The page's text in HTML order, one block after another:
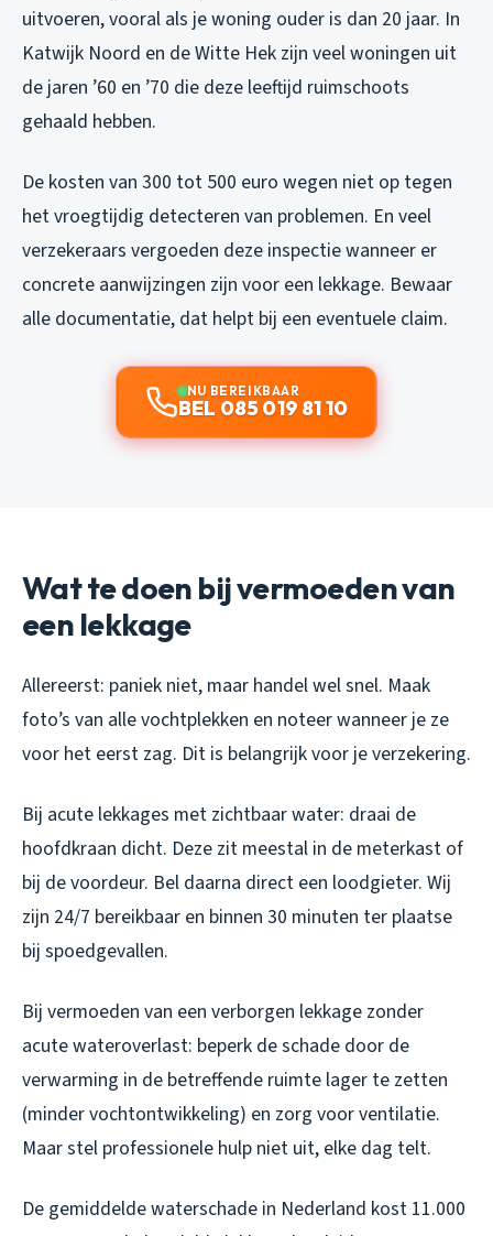
uitvoeren, vooral als je woning ouder is dan 20 jaar. In
Katwijk Noord en de Witte Hek zijn veel woningen uit
de jaren ’60 en ’70 die deze leeftijd ruimschoots
gehaald hebben.
De kosten van 300 tot 500 euro wegen niet op tegen
het vroegtijdig detecteren van problemen. En veel
verzekeraars vergoeden deze inspectie wanneer er
concrete aanwijzingen zijn voor een lekkage. Bewaar
alle documentatie, dat helpt bij een eventuele claim.
NU BEREIKBAAR
BEL 085 019 81 10
Wat te doen bij vermoeden van
een lekkage
Allereerst: paniek niet, maar handel wel snel. Maak
foto’s van alle vochtplekken en noteer wanneer je ze
voor het eerst zag. Dit is belangrijk voor je verzekering.
Bij acute lekkages met zichtbaar water: draai de
hoofdkraan dicht. Deze zit meestal in de meterkast of
bij de voordeur. Bel daarna direct een loodgieter. Wij
zijn 24/7 bereikbaar en binnen 30 minuten ter plaatse
bij spoedgevallen.
Bij vermoeden van een verborgen lekkage zonder
acute wateroverlast: beperk de schade door de
verwarming in de betreffende ruimte lager te zetten
(minder vochtontwikkeling) en zorg voor ventilatie.
Maar stel professionele hulp niet uit, elke dag telt.
De gemiddelde waterschade in Nederland kost 11.000